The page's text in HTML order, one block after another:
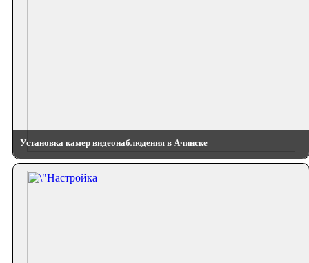
Установка камер видеонаблюдения в Ачинске